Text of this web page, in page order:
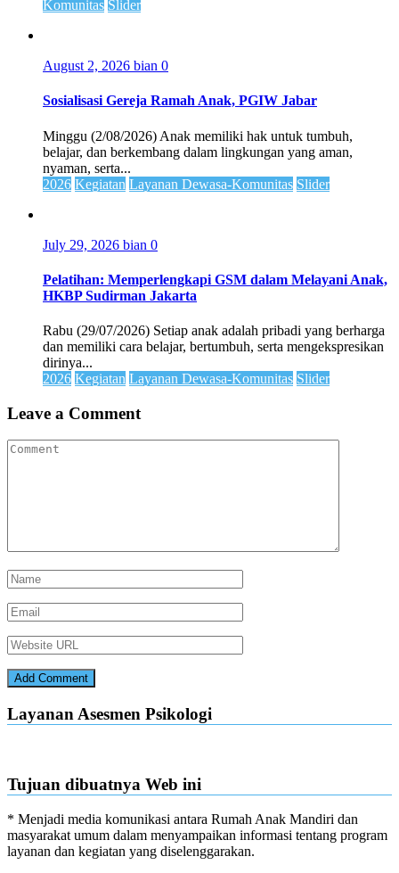
Komunitas Slider
August 2, 2026 bian 0
Sosialisasi Gereja Ramah Anak, PGIW Jabar
Minggu (2/08/2026) Anak memiliki hak untuk tumbuh,
belajar, dan berkembang dalam lingkungan yang aman,
nyaman, serta...
2026 Kegiatan Layanan Dewasa-Komunitas Slider
July 29, 2026 bian 0
Pelatihan: Memperlengkapi GSM dalam Melayani Anak,
HKBP Sudirman Jakarta
Rabu (29/07/2026) Setiap anak adalah pribadi yang berharga
dan memiliki cara belajar, bertumbuh, serta mengekspresikan
dirinya...
2026 Kegiatan Layanan Dewasa-Komunitas Slider
Leave a Comment
Layanan Asesmen Psikologi
Tujuan dibuatnya Web ini
* Menjadi media komunikasi antara Rumah Anak Mandiri dan
masyarakat umum dalam menyampaikan informasi tentang program
layanan dan kegiatan yang diselenggarakan.